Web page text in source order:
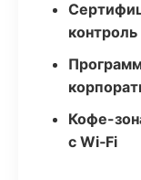
контроль
Кофе-
с Wi‑Fi